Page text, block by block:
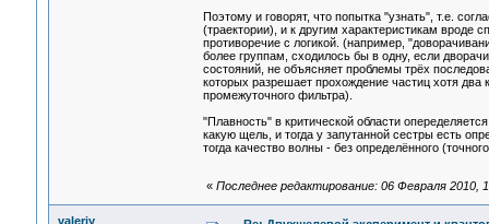
Поэтому и говорят, что попытка "узнать", т.е.
(траектории), и к другим характеристикам вроде
противоречие с логикой. (например,
более группам, сходилось бы в одну, если
состояний, не объясняет проблемы трёх
которых разрешает прохождение частиц хотя
промежуточного фильтра).
"Плавность" в критической области
какую щель, и тогда у запутанной сестры есть
тогда качество волны - без определённого
« Последнее редактирование: 06 Февраля 2010,
valeriy